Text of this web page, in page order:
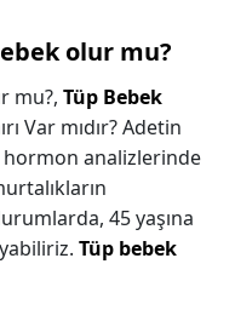
olur mu?
mu?, Tüp Bebek
Var mıdır? Adetin
hormon analizlerinde
45 yaşına
Tüp bebek